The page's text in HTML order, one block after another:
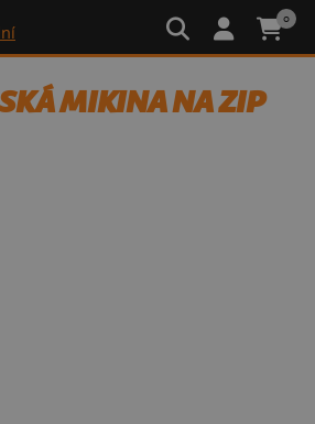
0
MIKINA NA ZIP